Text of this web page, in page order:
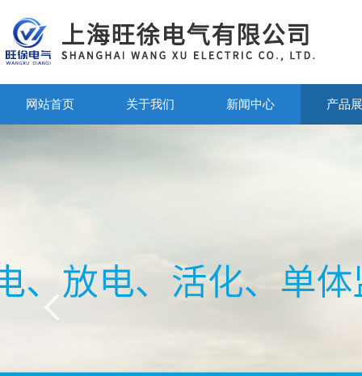
网站首页 关于我们 新闻中心 产品